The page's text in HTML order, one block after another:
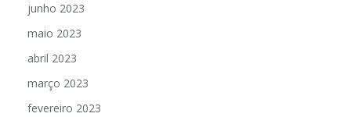
junho 2023
maio 2023
abril 2023
março 2023
fevereiro 2023